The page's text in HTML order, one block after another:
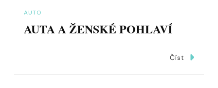
AUTO
AUTA A ŽENSKÉ POHLAVÍ
Číst